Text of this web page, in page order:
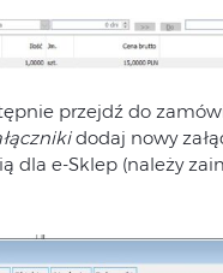
przejdź do
dodaj nowy
dla e-Sklep (należy